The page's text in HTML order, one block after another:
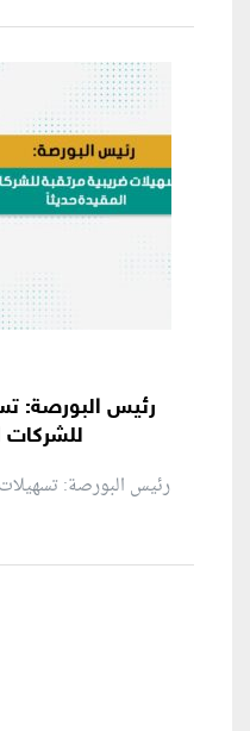
رئيس البورصة:
للشركات
رئيس البورصة: